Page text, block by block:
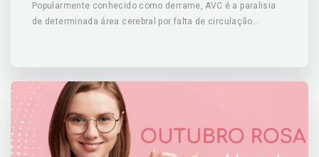
Popularmente conhecido como derrame, AVC é a paralisia
de determinada área cerebral por falta de circulação
homens, doença é a segunda principal causa de morte no
Brasil, depois do infarto, fatal para mais de 100 mil
brasileiros por ano um óbito a cada cinco minutos, de
acordo com o Ministério da Saúde. Existem dois tipos
isquêmico e hemorrágico. O primeiro é responsável por 87
dos casos. Para ambos, é fundamental reconhecer